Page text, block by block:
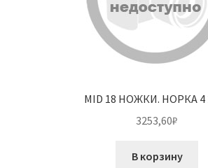
MID 18 НОЖКИ. НОРКА 4
3253,60₽
В корзину